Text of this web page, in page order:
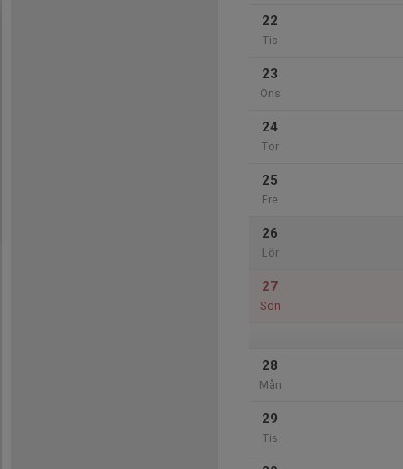
22
Tis
23
Ons
24
Tor
25
Fre
26
Lör
27
Sön
28
Mån
29
Tis